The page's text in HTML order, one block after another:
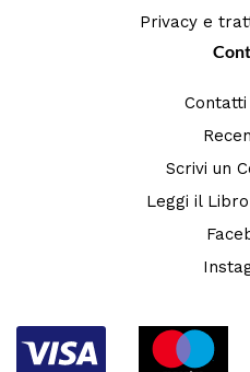
Privacy e
Scrivi un
Leggi il